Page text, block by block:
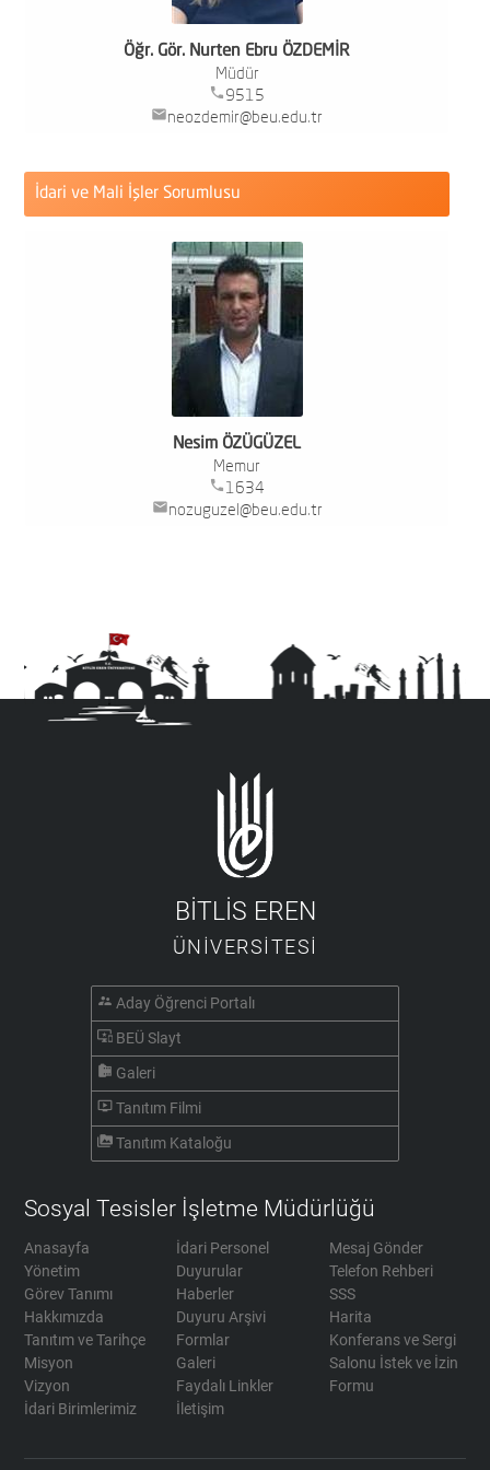
Öğr. Gör. Nurten Ebru ÖZDEMİR
Müdür
phone 9515
mailneozdemir@beu.edu.tr
İdari ve Mali İşler Sorumlusu
Nesim ÖZÜGÜZEL
Memur
phone 1634
mailnozuguzel@beu.edu.tr
BİTLİS EREN
ÜNİVERSİTESİ
supervisor_account Aday Öğrenci Portalı
important_devices BEÜ Slayt
camera_roll Galeri
ondemand_video Tanıtım Filmi
perm_media Tanıtım Kataloğu
Sosyal Tesisler İşletme Müdürlüğü
Anasayfa
Yönetim
Görev Tanımı
Hakkımızda
Tanıtım ve Tarihçe
Misyon
Vizyon
İdari Birimlerimiz
İdari Personel
Duyurular
Haberler
Duyuru Arşivi
Formlar
Galeri
Faydalı Linkler
İletişim
Mesaj Gönder
Telefon Rehberi
SSS
Harita
Konferans ve Sergi
Salonu İstek ve İzin
Formu